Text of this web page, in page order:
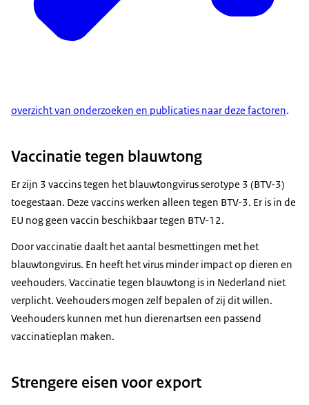
meer informatie over de varianten van het
overzicht van onderzoeken en publicaties naar deze factoren.
Vaccinatie tegen blauwtong
Er zijn 3 vaccins tegen het blauwtongvirus serotype 3 (BTV-3)
toegestaan. Deze vaccins werken alleen tegen BTV-3. Er is in de
EU nog geen vaccin beschikbaar tegen BTV-12.
Door vaccinatie daalt het aantal besmettingen met het
blauwtongvirus. En heeft het virus minder impact op dieren en
veehouders. Vaccinatie tegen blauwtong is in Nederland niet
verplicht. Veehouders mogen zelf bepalen of zij dit willen.
Veehouders kunnen met hun dierenartsen een passend
vaccinatieplan maken.
Strengere eisen voor export